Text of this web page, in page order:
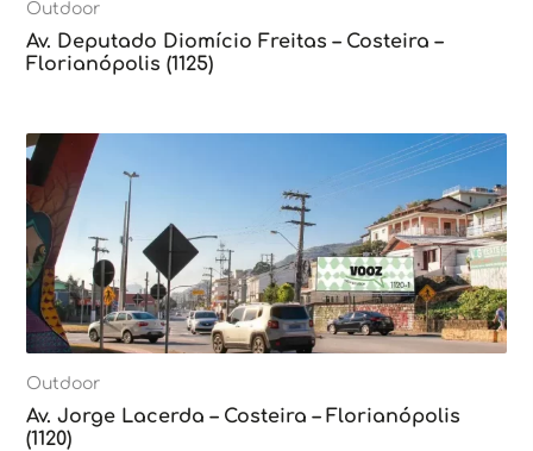
Outdoor
Av. Deputado Diomício Freitas – Costeira –
Florianópolis (1125)
Outdoor
Av. Jorge Lacerda – Costeira – Florianópolis
(1120)